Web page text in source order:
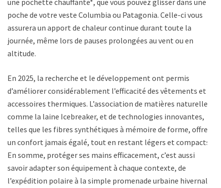
poche de votre veste Columbia ou Patagonia. Celle-ci vous
assurera un apport de chaleur continue durant toute la
journée, même lors de pauses prolongées au vent ou en
altitude.
En 2025, la recherche et le développement ont permis
d’améliorer considérablement l’efficacité des vêtements et
accessoires thermiques. L’association de matières naturelles,
comme la laine Icebreaker, et de technologies innovantes,
telles que les fibres synthétiques à mémoire de forme, offre
un confort jamais égalé, tout en restant légers et compacts.
En somme, protéger ses mains efficacement, c’est aussi
savoir adapter son équipement à chaque contexte, de
l’expédition polaire à la simple promenade urbaine hivernale.